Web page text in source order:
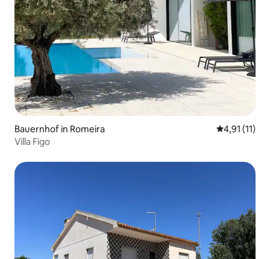
Bauernhof in Romeira
4,91 (11)
Villa Figo